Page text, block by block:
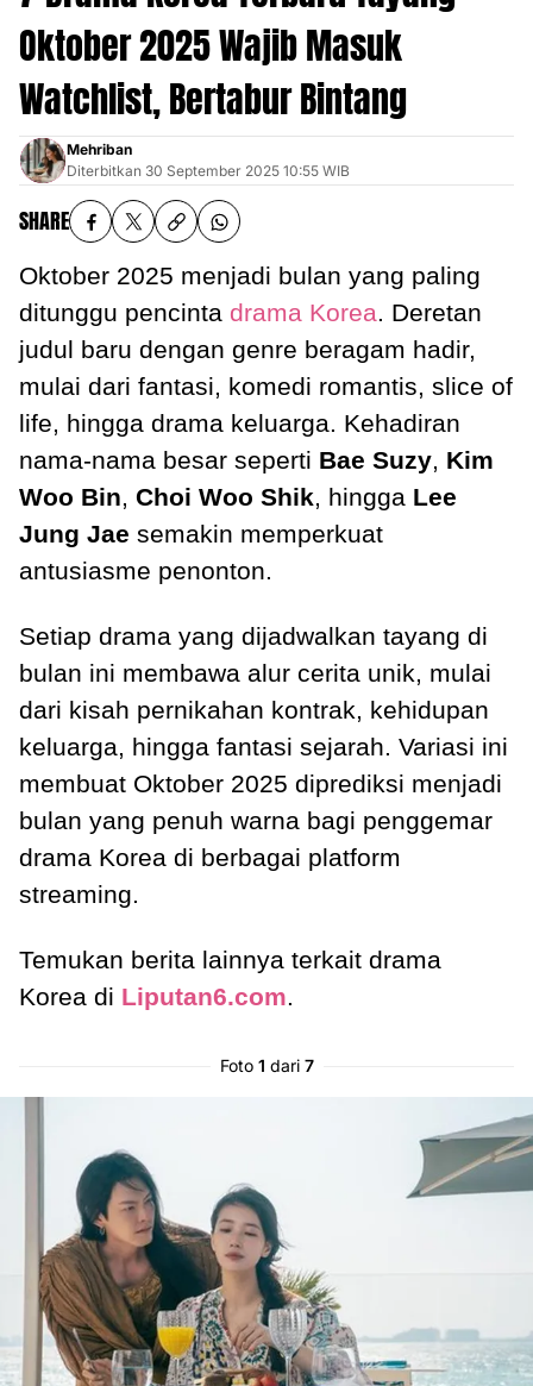
Oktober 2025 Wajib Masuk
Watchlist, Bertabur Bintang
Mehriban
Diterbitkan 30 September 2025 10:55 WIB
SHARE
Oktober 2025 menjadi bulan yang paling
ditunggu pencinta drama Korea. Deretan
judul baru dengan genre beragam hadir,
mulai dari fantasi, komedi romantis, slice of
life, hingga drama keluarga. Kehadiran
nama-nama besar seperti Bae Suzy, Kim
Woo Bin, Choi Woo Shik, hingga Lee
Jung Jae semakin memperkuat
antusiasme penonton.
Setiap drama yang dijadwalkan tayang di
bulan ini membawa alur cerita unik, mulai
dari kisah pernikahan kontrak, kehidupan
keluarga, hingga fantasi sejarah. Variasi ini
membuat Oktober 2025 diprediksi menjadi
bulan yang penuh warna bagi penggemar
drama Korea di berbagai platform
streaming.
Temukan berita lainnya terkait drama
Korea di Liputan6.com.
Foto 1 dari 7